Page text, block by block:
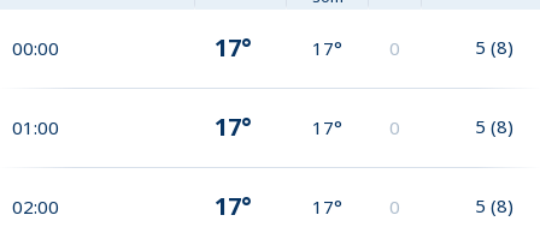
00:00 17° 17° 0 5 (8)
01:00 17° 17° 0 5 (8)
02:00 17° 17° 0 5 (8)